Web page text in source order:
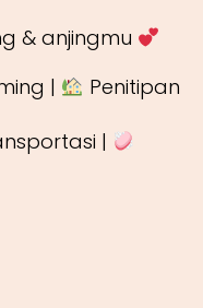
& anjingmu
|
Penitipan
|